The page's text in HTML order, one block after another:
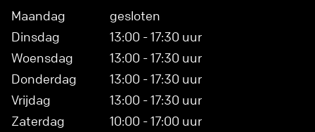
Maandag
gesloten
Dinsdag
13:00 - 17:30 uur
Woensdag
13:00 - 17:30 uur
Donderdag
13:00 - 17:30 uur
Vrijdag
13:00 - 17:30 uur
Zaterdag
10:00 - 17:00 uur